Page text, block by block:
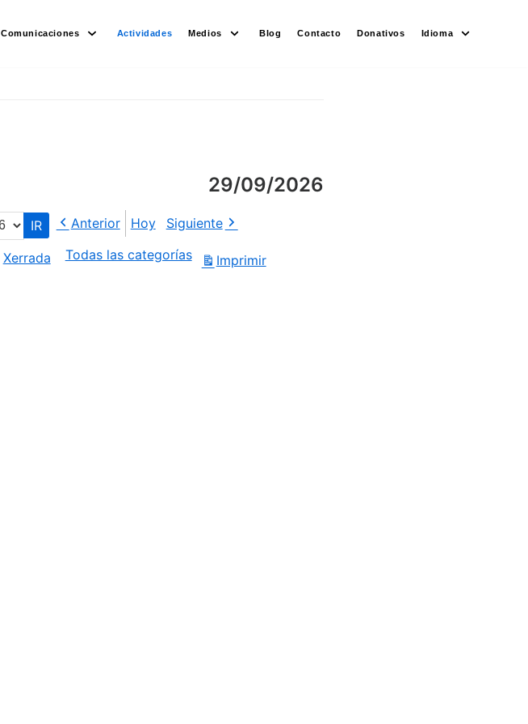
Comunicaciones Actividades Medios Blog Contacto Donativos Idioma
29/09/2026
Anterior Hoy
Siguiente
Xerrada Todas las categorías Imprimir